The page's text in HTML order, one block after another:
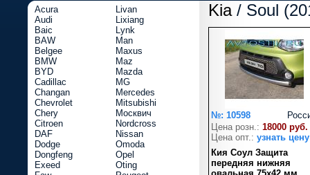
Kia/ Soul
№: 10598
Цена розн.: 18000 руб.
Цена опт.: узнать цену
Кия Соул Защита
передняя нижняя
Acura
Audi
Baic
BAW
Belgee
BMW
BYD
Cadillac
Changan
Chevrolet
Chery
Citroen
DAF
Dodge
Dongfeng
Exeed
Livan
Lixiang
Lynk
Man
Maxus
Maz
Mazda
MG
Mercedes
Mitsubishi
Москвич
Nordcross
Nissan
Omoda
Opel
Oting